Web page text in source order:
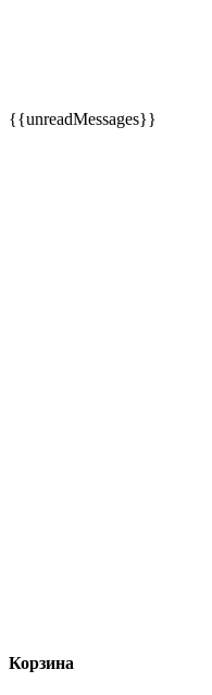
{{unreadMessages}}
Корзина